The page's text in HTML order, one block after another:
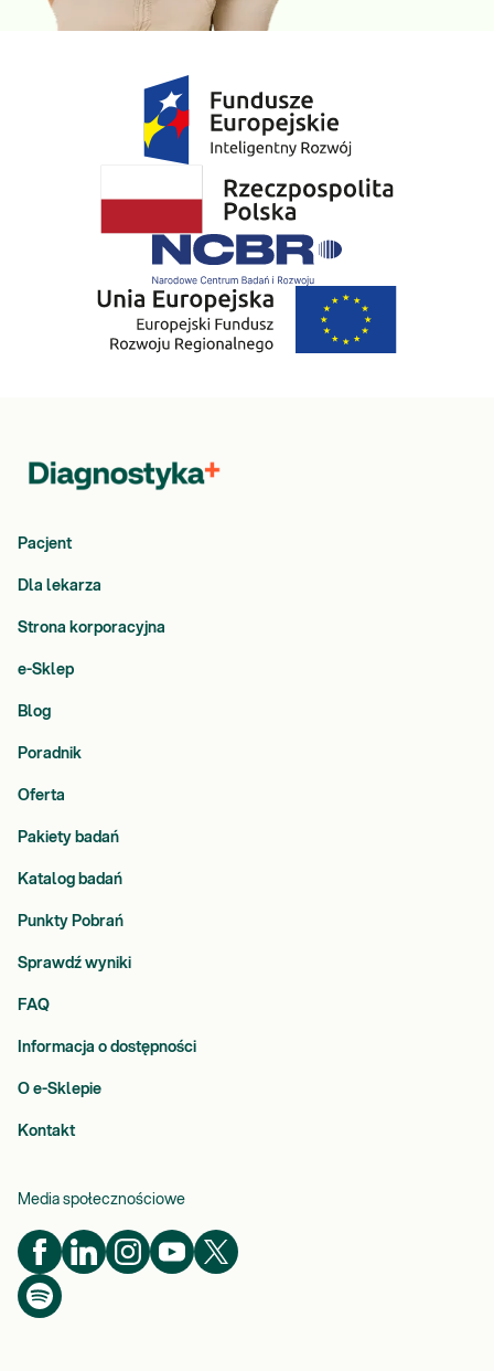
Pacjent
Dla lekarza
Strona korporacyjna
e-Sklep
Blog
Poradnik
Oferta
Pakiety badań
Katalog badań
Punkty Pobrań
Sprawdź wyniki
FAQ
Informacja o dostępności
O e-Sklepie
Kontakt
Media społecznościowe